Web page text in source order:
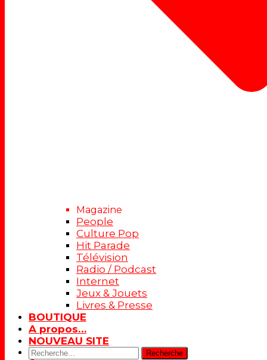
Magazine
People
Culture Pop
Hit Parade
Télévision
Radio / Podcast
Internet
Jeux & Jouets
Livres & Presse
BOUTIQUE
A propos…
NOUVEAU SITE
Rechercher: